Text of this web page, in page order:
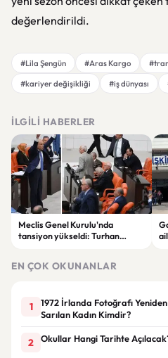
değerlendirildi.
#Lila Şengün #Aras Kargo
#kariyer değişikliği
#iş dünyası
İLGILI HABERLER
Meclis Genel Kurulu'nda
tansiyon yükseldi: Turhan
EN ÇOK OKUNANLAR
1
1972 İrlanda Fotoğrafı
Sarılan Kadın Kimdir?
2 Okullar Hangi Tarihte